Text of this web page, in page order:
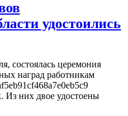
удостоились
состоялась церемония
наград работникам
Из них двое удостоены